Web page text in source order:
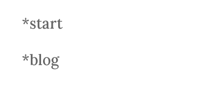
*start
*blog